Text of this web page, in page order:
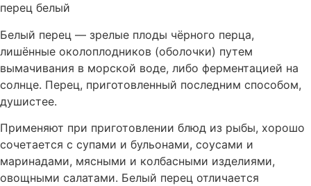
перец белый
Белый перец — зрелые плоды чёрного перца,
лишённые околоплодников (оболочки) путем
вымачивания в морской воде, либо ферментацией на
солнце. Перец, приготовленный последним способом,
душистее.
Применяют при приготовлении блюд из рыбы, хорошо
сочетается с супами и бульонами, соусами и
маринадами, мясными и колбасными изделиями,
овощными салатами. Белый перец отличается